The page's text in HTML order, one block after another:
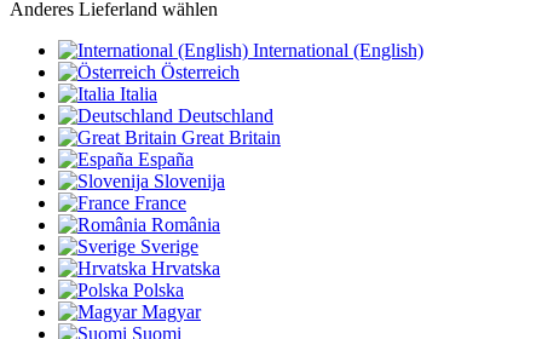
Anderes Lieferland wählen
International (English)
Österreich
Italia
Deutschland
Great Britain
España
Slovenija
France
România
Sverige
Hrvatska
Polska
Magyar
Suomi